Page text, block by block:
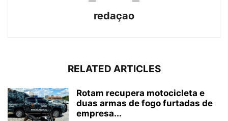
redaçao
RELATED ARTICLES
Rotam recupera motocicleta e
duas armas de fogo furtadas de
empresa...